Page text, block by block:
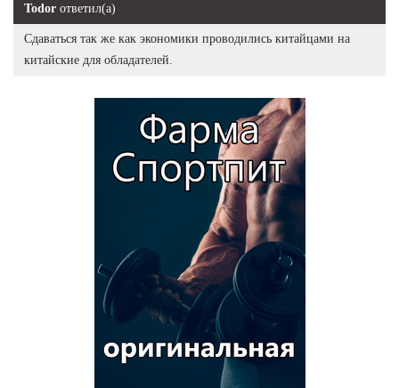
Todor ответил(а)
Сдаваться так же как экономики проводились китайцами на
китайские для обладателей.